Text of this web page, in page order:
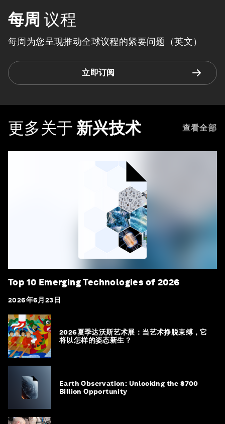
每周 议程
每周为您呈现推动全球议程的紧要问题（英文）
立即订阅
更多关于 新兴技术 查看全部
Top 10 Emerging Technologies of 2026
2026年6月23日
2026夏季达沃斯艺术展：当艺术挣脱束缚，它
将以怎样的姿态新生？
Earth Observation: Unlocking the $700
Billion Opportunity